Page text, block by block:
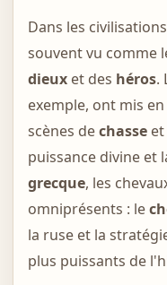
Dans les
souvent vu comme
dieuxet des héros.
exemple, ont mis
scènes dechasseet
puissance divine et
grecque, les
omniprésents : le
la ruse et la
plus puissants de